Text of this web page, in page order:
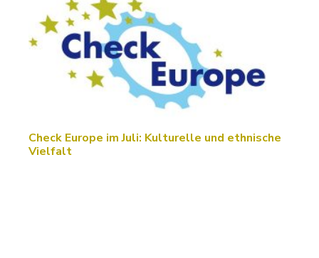
Check Europe im Juli: Kulturelle und ethnische
Vielfalt